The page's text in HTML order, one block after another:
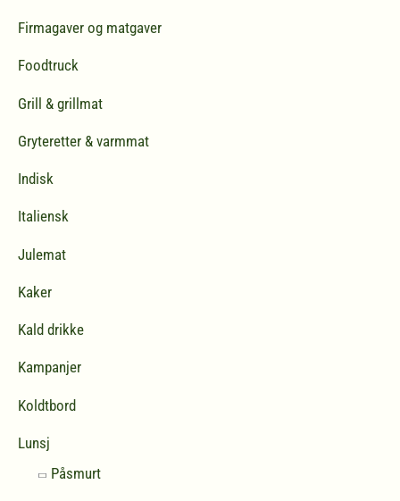
Firmagaver og matgaver
Foodtruck
Grill & grillmat
Gryteretter & varmmat
Indisk
Italiensk
Julemat
Kaker
Kald drikke
Kampanjer
Koldtbord
Lunsj
Påsmurt